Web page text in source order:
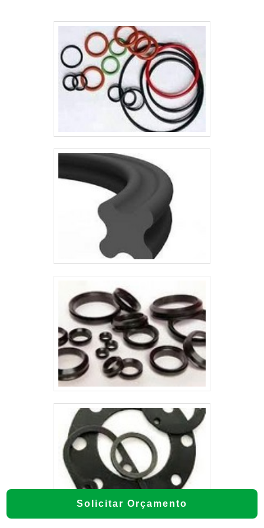
Solicitar Orçamento